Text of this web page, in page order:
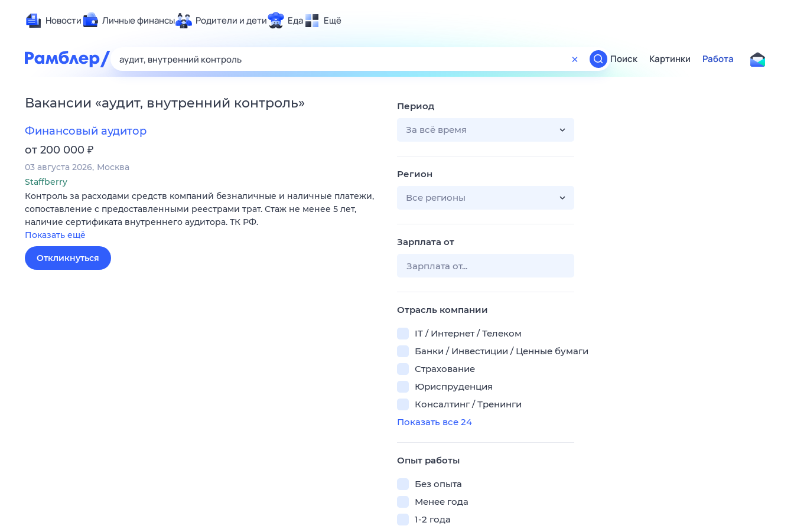
Новости Личные финансы Родители и дети Еда Ещё
Здоровье
Развлечения и отдых
Спорт
Сберегаем вместе
Гороскопы
Поиск
ТВ-программа
Поиск Картинки Работа
Вакансии «аудит, внутренний контроль»
Финансовый аудитор
от 200 000 ₽
03 августа 2026 Москва
Staffberry
Контроль за расходами средств компаний безналичные и наличные платежи,
сопоставление с предоставленными реестрами трат. Стаж не менее 5 лет,
наличие сертификата внутреннего аудитора. ТК РФ.
Показать ещё
Откликнуться
Период
За всё время
Регион
Все регионы
Зарплата от
Отрасль компании
IT / Интернет / Телеком
Банки / Инвестиции / Ценные бумаги
Страхование
Юриспруденция
Консалтинг / Тренинги
Показать все 24
Опыт работы
Без опыта
Менее года
1-2 года